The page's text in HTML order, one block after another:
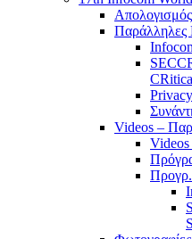
Απολογισμός
Παράλληλες
Videos –
Videos